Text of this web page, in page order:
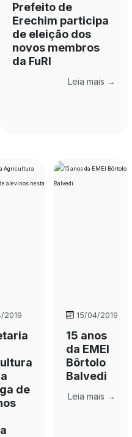
Prefeito de
Erechim participa
de eleição dos
novos membros
da FuRI
Leia mais →
2019
de
15/04/2019
15 anos
da EMEI
Bôrtolo
Balvedi
Leia mais →